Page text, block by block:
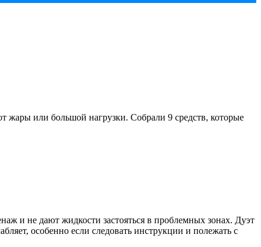
жары или большой нагрузки. Собрали 9 средств, которые
и не дают жидкости застояться в проблемных зонах. Дуэт
особенно если следовать инструкции и полежать с